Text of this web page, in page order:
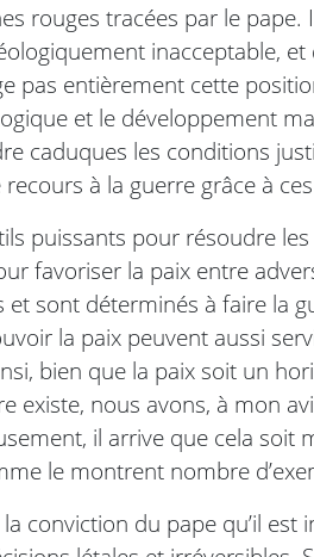
rouges tracées par le
inacceptable,
pas entièrement cette
et le développement
caduques les conditions
à la guerre grâce à
puissants pour résoudre
favoriser la paix entre
sont déterminés à faire la
la paix peuvent aussi
bien que la paix soit un
existe, nous avons, à mon
il arrive que cela soit
le montrent nombre
conviction du pape qu’il est